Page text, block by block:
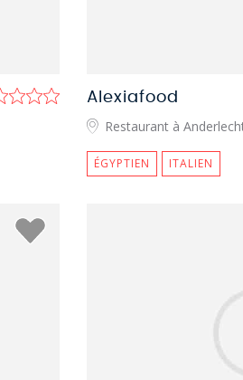
Alexiafood
Restaurant à
ÉGYPTIEN ITALIEN